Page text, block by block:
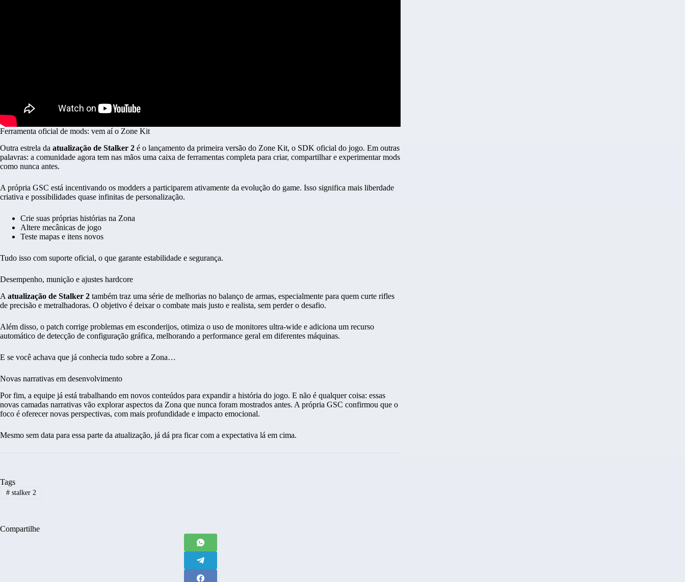
Ferramenta oficial de mods: vem aí o Zone Kit
Outra estrela da atualização de Stalker 2 é o lançamento da primeira versão do Zone Kit, o SDK oficial do jogo. Em outras
palavras: a comunidade agora tem nas mãos uma caixa de ferramentas completa para criar, compartilhar e experimentar mods
como nunca antes.
A própria GSC está incentivando os modders a participarem ativamente da evolução do game. Isso significa mais liberdade
criativa e possibilidades quase infinitas de personalização.
Crie suas próprias histórias na Zona
Altere mecânicas de jogo
Teste mapas e itens novos
Tudo isso com suporte oficial, o que garante estabilidade e segurança.
Desempenho, munição e ajustes hardcore
A atualização de Stalker 2 também traz uma série de melhorias no balanço de armas, especialmente para quem curte rifles
de precisão e metralhadoras. O objetivo é deixar o combate mais justo e realista, sem perder o desafio.
Além disso, o patch corrige problemas em esconderijos, otimiza o uso de monitores ultra-wide e adiciona um recurso
automático de detecção de configuração gráfica, melhorando a performance geral em diferentes máquinas.
E se você achava que já conhecia tudo sobre a Zona…
Novas narrativas em desenvolvimento
Por fim, a equipe já está trabalhando em novos conteúdos para expandir a história do jogo. E não é qualquer coisa: essas
novas camadas narrativas vão explorar aspectos da Zona que nunca foram mostrados antes. A própria GSC confirmou que o
foco é oferecer novas perspectivas, com mais profundidade e impacto emocional.
Mesmo sem data para essa parte da atualização, já dá pra ficar com a expectativa lá em cima.
Tags
#stalker 2
Compartilhe